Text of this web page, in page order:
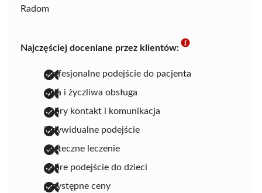
Radom
Najczęściej doceniane przez klientów:
profesjonalne podejście do pacjenta
miła i życzliwa obsługa
dobry kontakt i komunikacja
indywidualne podejście
skuteczne leczenie
dobre podejście do dzieci
przystępne ceny